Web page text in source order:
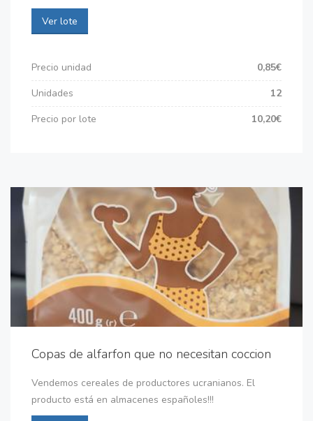
Ver lote
Precio unidad
0,85€
Unidades
12
Precio por lote
10,20€
Copas de alfarfon que no necesitan coccion
Vendemos cereales de productores ucranianos. El
producto está en almacenes españoles!!!